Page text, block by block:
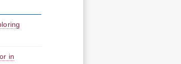
in